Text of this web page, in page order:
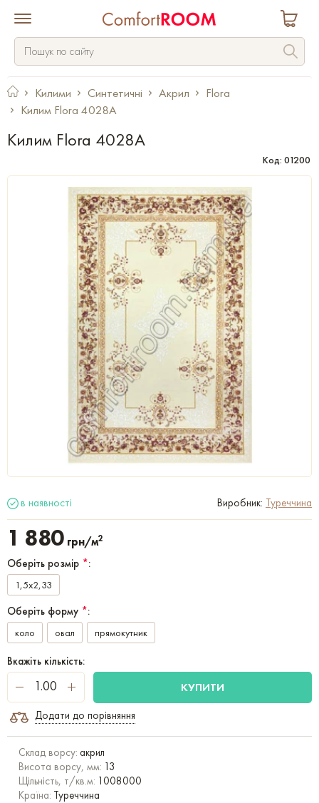
Килими Синтетичні Акрил
Flora
Килим Flora 4028A
Килим Flora 4028A
Код: 01200
в наявності Виробник: Туреччина
1 880 грн/м2
Оберіть розмір *:
1,5x2,33
Оберіть форму *:
коло овал прямокутник
Вкажіть кількість:
КУПИТИ
Додати до порівняння
Склад ворсу: акрил
Висота ворсу, мм: 13
Щільність, т/кв.м: 1008000
Країна: Туреччина